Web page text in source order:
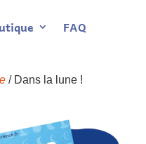
FAQ
/ Dans la lune !